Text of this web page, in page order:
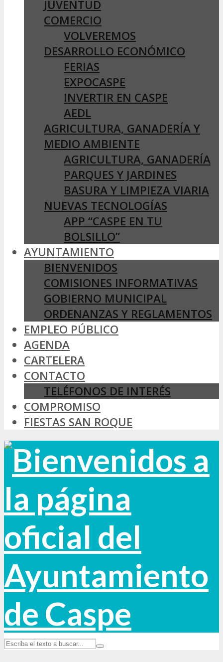
JUVENTUD
COMERCIO
VOLVEREMOS
DESARROLLO ECONÓMICO
FERIAS
EXPOCASPE
INVERTIR EN CASPE
AEDL
AGRICULTURA, GANADERÍA Y
MEDIO AMBIENTE
AGRICULTURA, GANADERÍA
PARQUES Y JARDINES
BASURA Y LIMPIEZA VIARIA
NUEVAS TECNOLOGÍAS
APP “CASPE EN TU
BOLSILLO”
AYUNTAMIENTO
BIENVENIDOS
COMISIONES INFORMATIVAS
GOBIERNO MUNICIPAL
ORDENANZAS Y REGLAMENTOS
EMPLEO PÚBLICO
AGENDA
CARTELERA
CONTACTO
TELÉFONOS DE INTERÉS
COMPROMISO
FIESTAS SAN ROQUE